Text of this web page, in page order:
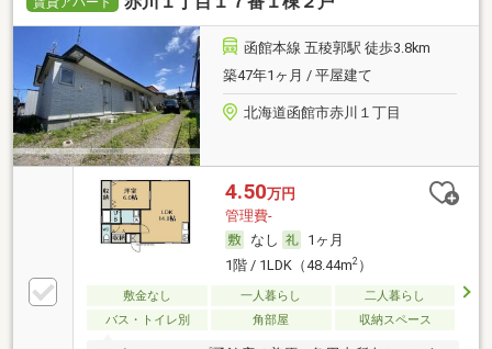
函館本線 五稜郭駅 徒歩3.8km
築47年1ヶ月 / 平屋建て
北海道函館市赤川１丁目
4.50万円
管理費-
なし
1ヶ月
1階 / 1LDK（48.44m2）
敷金なし 一人暮らし
二人暮らし
バス・トイレ別
角部屋 収納スペース